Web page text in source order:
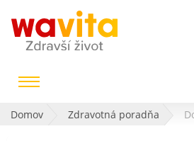
Domov Zdravotná poradňa